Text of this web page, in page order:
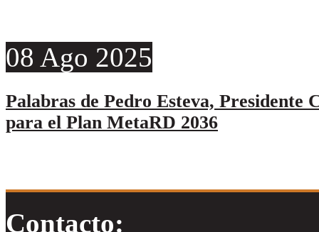
08 Ago 2025
Palabras de Pedro Esteva, Presidente
para el Plan MetaRD 2036
Contacto: